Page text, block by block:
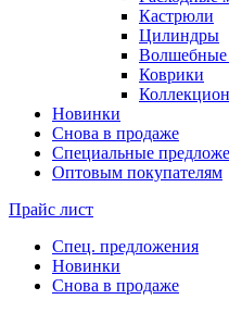
Кастрюли
Цилиндры
Волшебные
Коврики
Новинки
Снова в продаже
Специальные
Оптовым покупателям
Прайс лист
Спец. предложения
Новинки
Снова в продаже